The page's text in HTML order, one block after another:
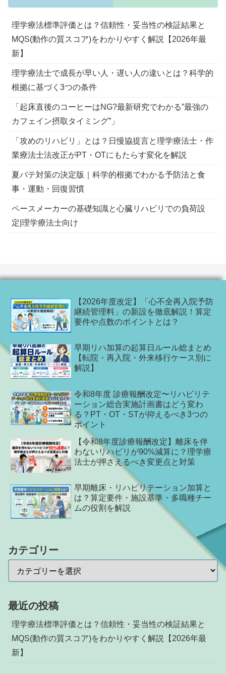
理学療法標準評価とは？信頼性・妥当性の検証結果と
MQS(動作の質スコア)をわかりやすく解説【2026年最
新】
理学療法士で成長が早い人・遅い人の違いとは？科学的
根拠に基づく3つの条件
「起床直後のコーヒーはNG?最新研究でわかる”最強の
カフェイン摂取タイミング”」
「攻めのリハビリ」とは？日慢協提言と理学療法士・作
業療法士法改正がPT・OTにもたらす変化を解説
夏バテ対策の決定版｜科学的根拠でわかる予防法と食
事・運動・回復習慣
ペースメーカーの基礎知識と心臓リハビリでの負荷設
定|理学療法士向け
【2026年度改定】「心不全再入院予防
継続管理料」の新設を徹底解説！算定
要件や点数のポイントとは？
早期リハ加算の起算日ルール総まとめ
【転院・再入院・外来移行ケース別に
解説】
令和8年度 診療報酬改定〜リハビリテ
ーション総合実施計画書はどう変わ
る？PT・OT・STが抑えるべき3つの
ポイント
【令和8年度診療報酬改定】離床を伴
わないリハビリが90%減算に？理学療
法士が押さえるべき変更点と対策
早期離床・リハビリテーション加算と
は？算定要件・施設基準・多職種チー
ムの役割を解説
カテゴリー
最近の投稿
理学療法標準評価とは？信頼性・妥当性の検証結果と
MQS(動作の質スコア)をわかりやすく解説【2026年最
新】